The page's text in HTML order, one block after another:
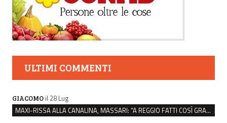
ULTIMI COMMENTI
GIACOMO il 28 Lug
MAXI-RISSA ALLA CANALINA, MASSARI: “A REGGIO FATTI COSÌ GRAVI NON DEVONO TROVARE SPAZIO”